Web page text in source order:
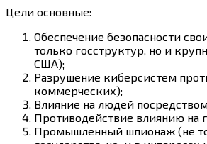
Цели основные:
Обеспечение безопасности
только госструктур, но и
США);
Разрушение киберсистем
коммерческих);
Влияние на людей
Противодействие влиянию на
Промышленный шпионаж (не